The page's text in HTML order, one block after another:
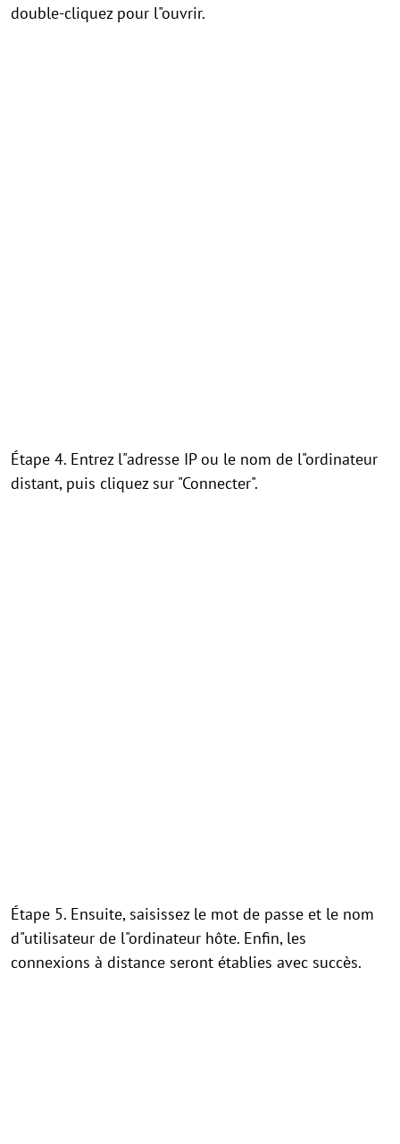
double-cliquez pour l"ouvrir.
Étape 4. Entrez l"adresse IP ou le nom de l"ordinateur
distant, puis cliquez sur "Connecter".
Étape 5. Ensuite, saisissez le mot de passe et le nom
d"utilisateur de l"ordinateur hôte. Enfin, les
connexions à distance seront établies avec succès.